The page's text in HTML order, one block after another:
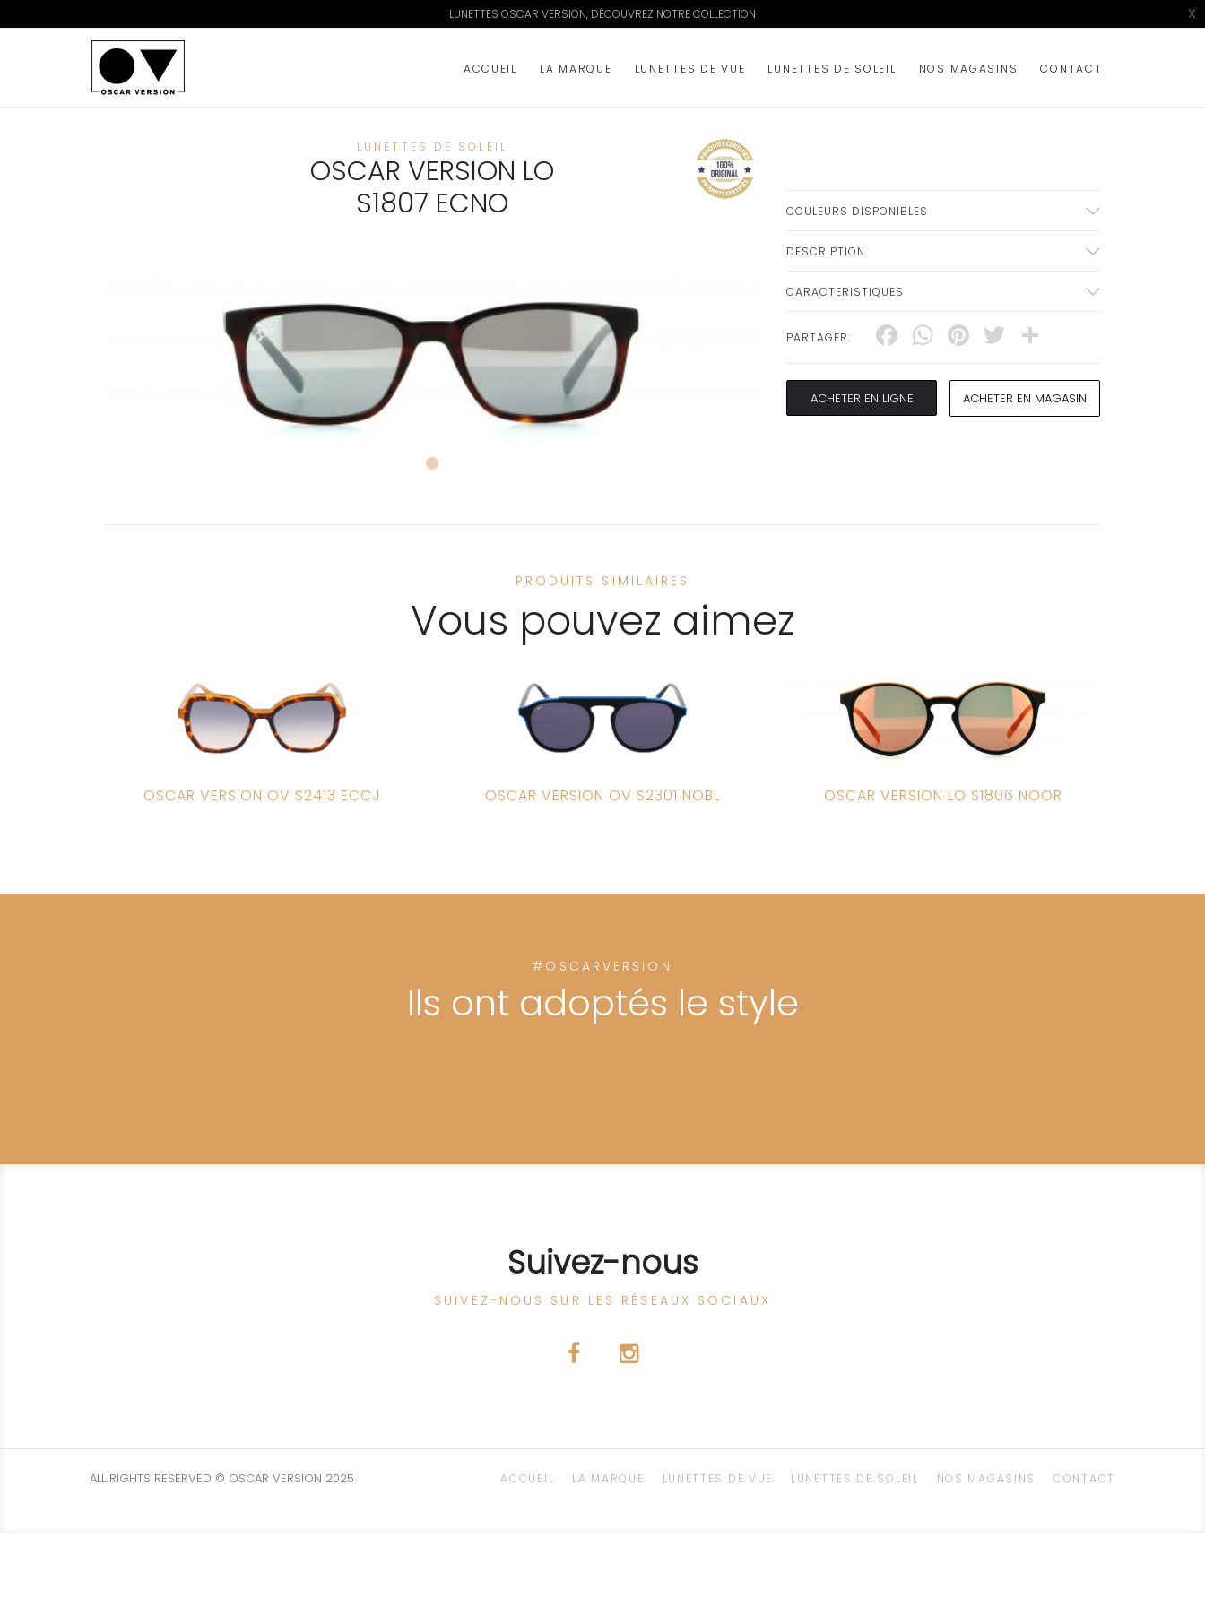
LUNETTES OSCAR VERSION, DÉCOUVREZ NOTRE COLLECTION X
ACCUEIL LA MARQUE LUNETTES DE VUE LUNETTES DE SOLEIL NOS MAGASINS CONTACT
LUNETTES DE SOLEIL
OSCAR VERSION LO
S1807 ECNO
COULEURS DISPONIBLES
DESCRIPTION
CARACTERISTIQUES
PARTAGER: Facebook
WhatsApp
Pinterest
Twitter
ACHETER EN LIGNE ACHETER EN MAGASIN
PRODUITS SIMILAIRES
Vous pouvez aimez
OSCAR VERSION OV S2413 ECCJ OSCAR VERSION OV S2301 NOBL OSCAR VERSION LO S1806 NOOR
#OSCARVERSION
Ils ont adoptés le style
Suivez-nous
SUIVEZ-NOUS SUR LES RÉSEAUX SOCIAUX
ALL RIGHTS RESERVED © OSCAR VERSION 2025 ACCUEIL LA MARQUE LUNETTES DE VUE LUNETTES DE SOLEIL NOS MAGASINS CONTACT